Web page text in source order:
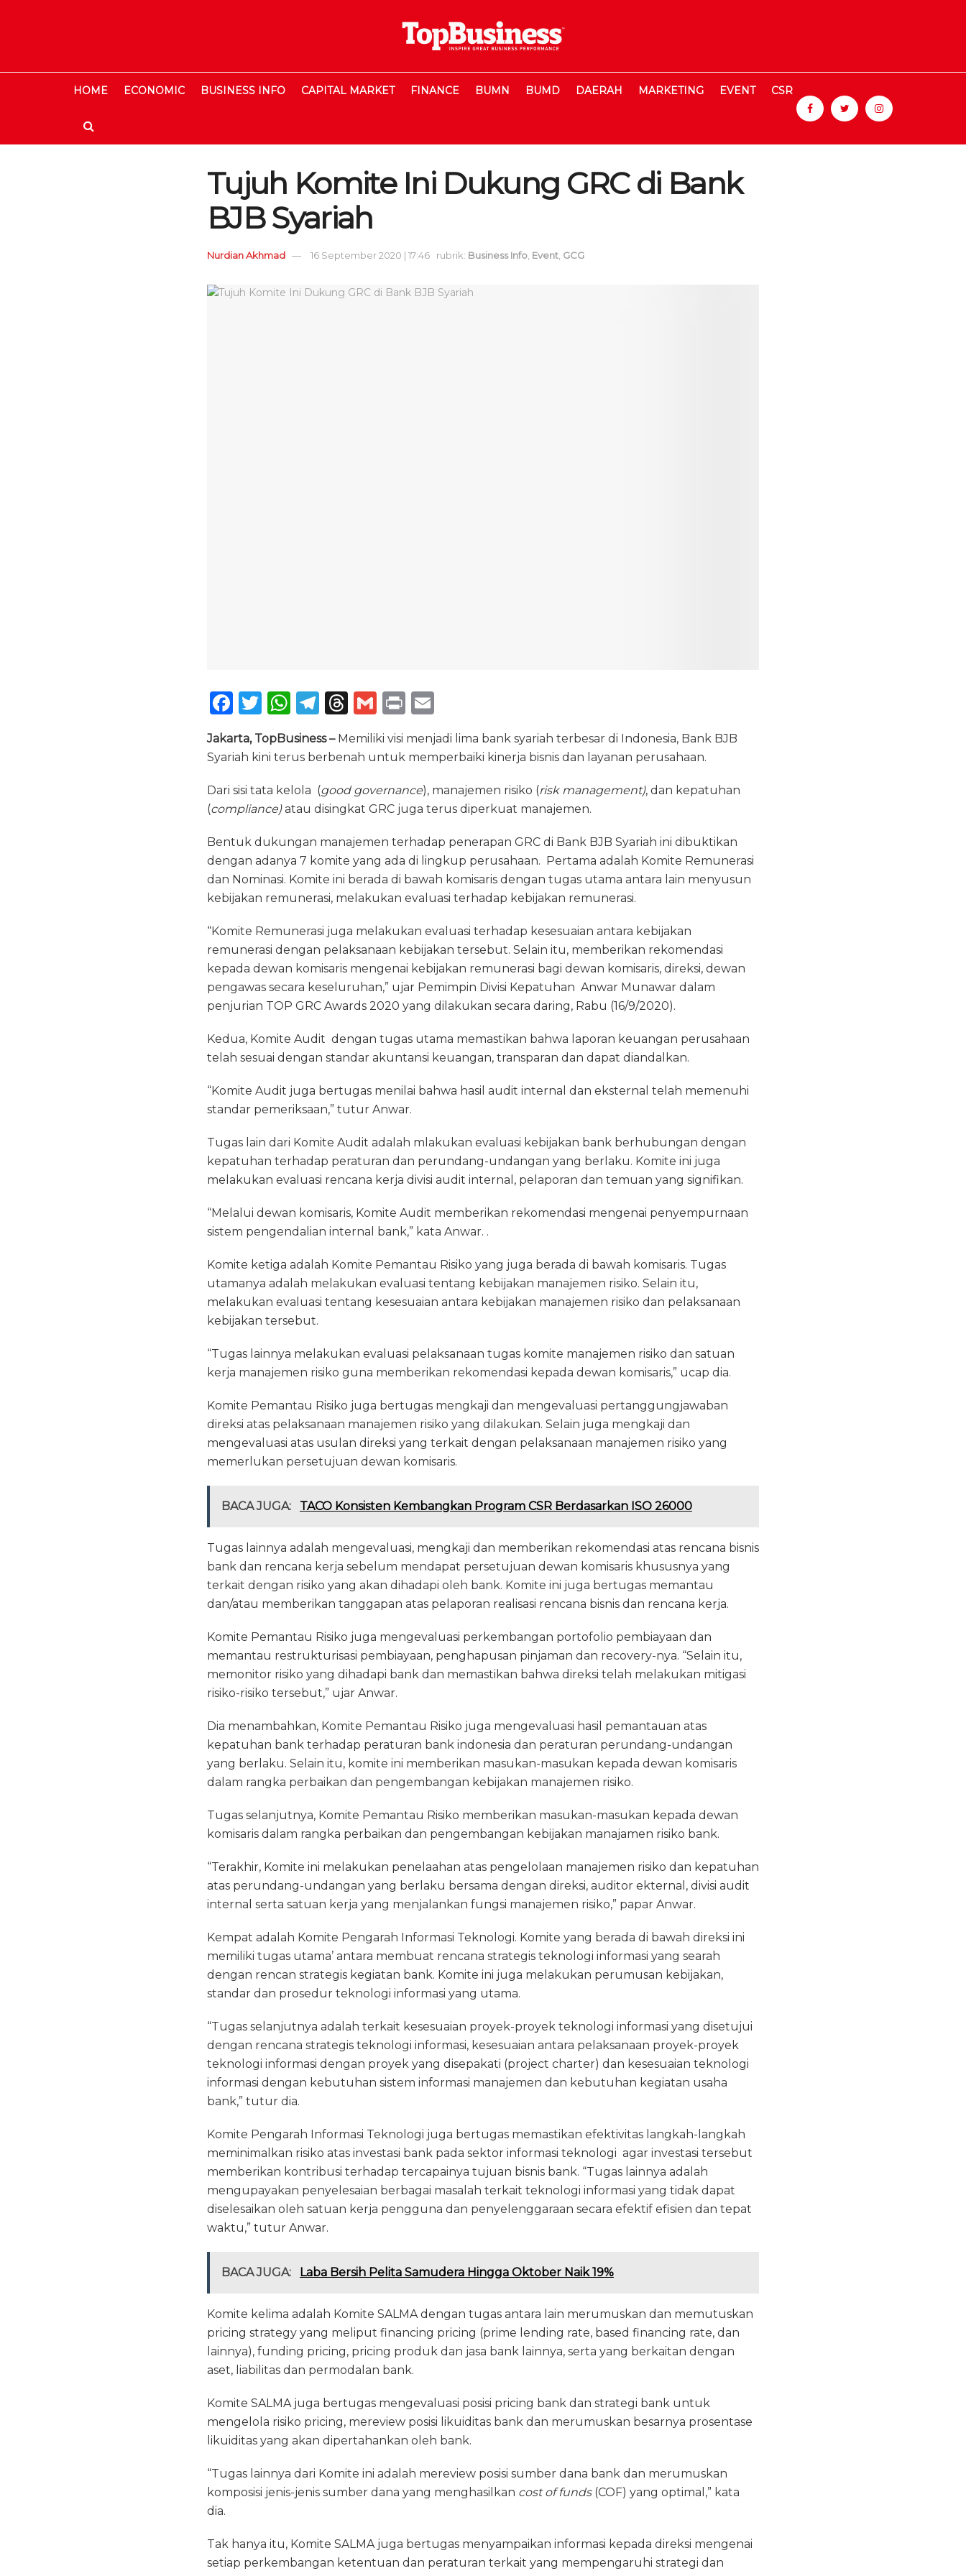
HOME ECONOMIC BUSINESS INFO CAPITAL MARKET FINANCE BUMN BUMD DAERAH MARKETING EVENT CSR
Tujuh Komite Ini Dukung GRC di Bank
BJB Syariah
Nurdian Akhmad 16 September 2020 | 17:46 rubrik: Business Info Event GCG
F
c
b
o
o
k
T
w
it
r
W
h
a
A
p
p
T
e
ra
m
T
re
d
s
G
m
ai
P
n
m
ai
l
Jakarta, TopBusiness – Memiliki visi menjadi lima bank syariah terbesar di Indonesia, Bank BJB
Syariah kini terus berbenah untuk memperbaiki kinerja bisnis dan layanan perusahaan.
Dari sisi tata kelola (good governance), manajemen risiko (risk management), dan kepatuhan
(compliance)atau disingkat GRC juga terus diperkuat manajemen.
Bentuk dukungan manajemen terhadap penerapan GRC di Bank BJB Syariah ini dibuktikan
dengan adanya 7 komite yang ada di lingkup perusahaan. Pertama adalah Komite Remunerasi
dan Nominasi. Komite ini berada di bawah komisaris dengan tugas utama antara lain menyusun
kebijakan remunerasi, melakukan evaluasi terhadap kebijakan remunerasi.
“Komite Remunerasi juga melakukan evaluasi terhadap kesesuaian antara kebijakan
remunerasi dengan pelaksanaan kebijakan tersebut. Selain itu, memberikan rekomendasi
kepada dewan komisaris mengenai kebijakan remunerasi bagi dewan komisaris, direksi, dewan
pengawas secara keseluruhan,” ujar Pemimpin Divisi Kepatuhan Anwar Munawar dalam
penjurian TOP GRC Awards 2020 yang dilakukan secara daring, Rabu (16/9/2020).
Kedua, Komite Audit dengan tugas utama memastikan bahwa laporan keuangan perusahaan
telah sesuai dengan standar akuntansi keuangan, transparan dan dapat diandalkan.
“Komite Audit juga bertugas menilai bahwa hasil audit internal dan eksternal telah memenuhi
standar pemeriksaan,” tutur Anwar.
Tugas lain dari Komite Audit adalah mlakukan evaluasi kebijakan bank berhubungan dengan
kepatuhan terhadap peraturan dan perundang-undangan yang berlaku. Komite ini juga
melakukan evaluasi rencana kerja divisi audit internal, pelaporan dan temuan yang signifikan.
“Melalui dewan komisaris, Komite Audit memberikan rekomendasi mengenai penyempurnaan
sistem pengendalian internal bank,” kata Anwar. .
Komite ketiga adalah Komite Pemantau Risiko yang juga berada di bawah komisaris. Tugas
utamanya adalah melakukan evaluasi tentang kebijakan manajemen risiko. Selain itu,
melakukan evaluasi tentang kesesuaian antara kebijakan manajemen risiko dan pelaksanaan
kebijakan tersebut.
“Tugas lainnya melakukan evaluasi pelaksanaan tugas komite manajemen risiko dan satuan
kerja manajemen risiko guna memberikan rekomendasi kepada dewan komisaris,” ucap dia.
Komite Pemantau Risiko juga bertugas mengkaji dan mengevaluasi pertanggungjawaban
direksi atas pelaksanaan manajemen risiko yang dilakukan. Selain juga mengkaji dan
mengevaluasi atas usulan direksi yang terkait dengan pelaksanaan manajemen risiko yang
memerlukan persetujuan dewan komisaris.
BACA JUGA: TACO Konsisten Kembangkan Program CSR Berdasarkan ISO 26000
Tugas lainnya adalah mengevaluasi, mengkaji dan memberikan rekomendasi atas rencana bisnis
bank dan rencana kerja sebelum mendapat persetujuan dewan komisaris khususnya yang
terkait dengan risiko yang akan dihadapi oleh bank. Komite ini juga bertugas memantau
dan/atau memberikan tanggapan atas pelaporan realisasi rencana bisnis dan rencana kerja.
Komite Pemantau Risiko juga mengevaluasi perkembangan portofolio pembiayaan dan
memantau restrukturisasi pembiayaan, penghapusan pinjaman dan recovery-nya. “Selain itu,
memonitor risiko yang dihadapi bank dan memastikan bahwa direksi telah melakukan mitigasi
risiko-risiko tersebut,” ujar Anwar.
Dia menambahkan, Komite Pemantau Risiko juga mengevaluasi hasil pemantauan atas
kepatuhan bank terhadap peraturan bank indonesia dan peraturan perundang-undangan
yang berlaku. Selain itu, komite ini memberikan masukan-masukan kepada dewan komisaris
dalam rangka perbaikan dan pengembangan kebijakan manajemen risiko.
Tugas selanjutnya, Komite Pemantau Risiko memberikan masukan-masukan kepada dewan
komisaris dalam rangka perbaikan dan pengembangan kebijakan manajamen risiko bank.
“Terakhir, Komite ini melakukan penelaahan atas pengelolaan manajemen risiko dan kepatuhan
atas perundang-undangan yang berlaku bersama dengan direksi, auditor ekternal, divisi audit
internal serta satuan kerja yang menjalankan fungsi manajemen risiko,” papar Anwar.
Kempat adalah Komite Pengarah Informasi Teknologi. Komite yang berada di bawah direksi ini
memiliki tugas utama’ antara membuat rencana strategis teknologi informasi yang searah
dengan rencan strategis kegiatan bank. Komite ini juga melakukan perumusan kebijakan,
standar dan prosedur teknologi informasi yang utama.
“Tugas selanjutnya adalah terkait kesesuaian proyek-proyek teknologi informasi yang disetujui
dengan rencana strategis teknologi informasi, kesesuaian antara pelaksanaan proyek-proyek
teknologi informasi dengan proyek yang disepakati (project charter) dan kesesuaian teknologi
informasi dengan kebutuhan sistem informasi manajemen dan kebutuhan kegiatan usaha
bank,” tutur dia.
Komite Pengarah Informasi Teknologi juga bertugas memastikan efektivitas langkah-langkah
meminimalkan risiko atas investasi bank pada sektor informasi teknologi agar investasi tersebut
memberikan kontribusi terhadap tercapainya tujuan bisnis bank. “Tugas lainnya adalah
mengupayakan penyelesaian berbagai masalah terkait teknologi informasi yang tidak dapat
diselesaikan oleh satuan kerja pengguna dan penyelenggaraan secara efektif efisien dan tepat
waktu,” tutur Anwar.
BACA JUGA: Laba Bersih Pelita Samudera Hingga Oktober Naik 19%
Komite kelima adalah Komite SALMA dengan tugas antara lain merumuskan dan memutuskan
pricing strategy yang meliput financing pricing (prime lending rate, based financing rate, dan
lainnya), funding pricing, pricing produk dan jasa bank lainnya, serta yang berkaitan dengan
aset, liabilitas dan permodalan bank.
Komite SALMA juga bertugas mengevaluasi posisi pricing bank dan strategi bank untuk
mengelola risiko pricing, mereview posisi likuiditas bank dan merumuskan besarnya prosentase
likuiditas yang akan dipertahankan oleh bank.
“Tugas lainnya dari Komite ini adalah mereview posisi sumber dana bank dan merumuskan
komposisi jenis-jenis sumber dana yang menghasilkan cost of funds(COF) yang optimal,” kata
dia.
Tak hanya itu, Komite SALMA juga bertugas menyampaikan informasi kepada direksi mengenai
setiap perkembangan ketentuan dan peraturan terkait yang mempengaruhi strategi dan